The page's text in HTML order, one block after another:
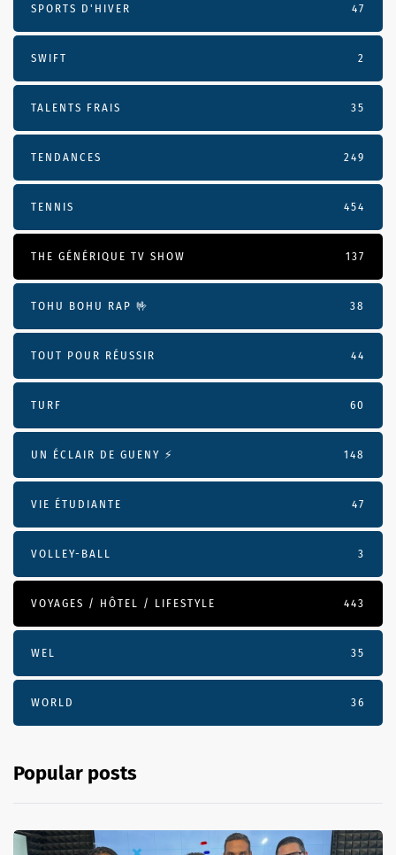
SPORTS D'HIVER 47
SWIFT 2
TALENTS FRAIS 35
TENDANCES 249
TENNIS 454
THE GÉNÉRIQUE TV SHOW 137
TOHU BOHU RAP 🤟 38
TOUT POUR RÉUSSIR 44
TURF 60
UN ÉCLAIR DE GUENY ⚡️ 148
VIE ÉTUDIANTE 47
VOLLEY-BALL 3
VOYAGES / HÔTEL / LIFESTYLE 443
WEL 35
WORLD 36
Popular posts